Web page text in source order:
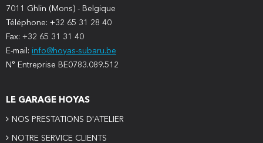
7011 Ghlin (Mons) - Belgique
Téléphone: +32 65 31 28 40
Fax: +32 65 31 31 40
E-mail: info@hoyas-subaru.be
N° Entreprise BE0783.089.512
LE GARAGE HOYAS
NOS PRESTATIONS D'ATELIER
NOTRE SERVICE CLIENTS